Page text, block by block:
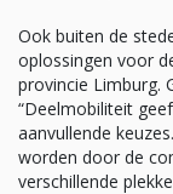
Ook buiten de
oplossingen voor
provincie Limburg.
“Deelmobiliteit
aanvullende
worden door de
verschillende